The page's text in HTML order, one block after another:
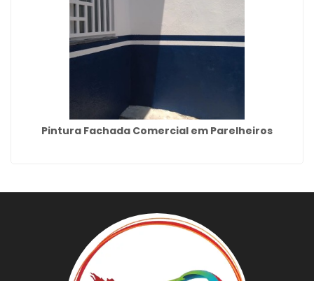
Pintura Fachada Comercial em Parelheiros